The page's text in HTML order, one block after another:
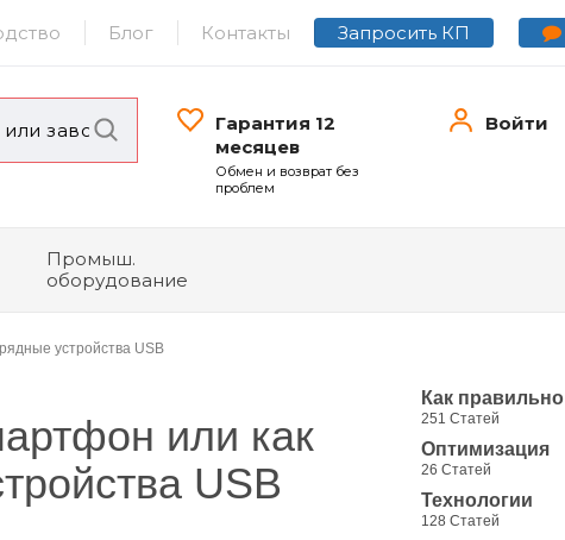
Блог Контакты Запросить КП
Гарантия 12
месяцев
Обмен и возврат без
проблем
Войти
Промыш.
оборудование
устройства USB
или как
USB
Как правильно
251 Статей
Оптимизация
26 Статей
Технологии
128 Статей